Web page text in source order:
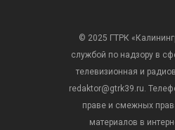
© 2025 ГТРК
службой по надзору в
телевизионная и
redaktor@gtrk39.ru.
праве и смежных
материалов в